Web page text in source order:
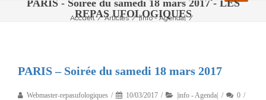
PARIS - Soirée du samedi 18 mars 2017 - LES
REPAS UFOLOGIQUES
Accueil / Articles / |info - Agenda| /
PARIS – Soirée du samedi 18 mars 2017
Webmaster-repasufologiques 10/03/2017 |info - Agenda|
0